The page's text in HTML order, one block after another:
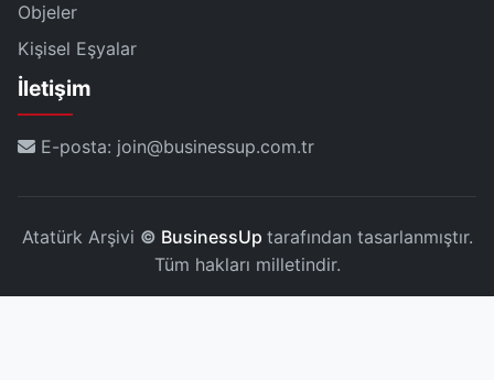
Objeler
Kişisel Eşyalar
İletişim
E-posta: join@businessup.com.tr
Atatürk Arşivi © BusinessUp tarafından tasarlanmıştır.
Tüm hakları milletindir.